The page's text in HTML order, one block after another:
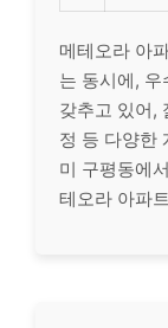
메테오라 아
는 동시에,
갖추고 있어,
정 등 다양한
미 구평동에
테오라 아파